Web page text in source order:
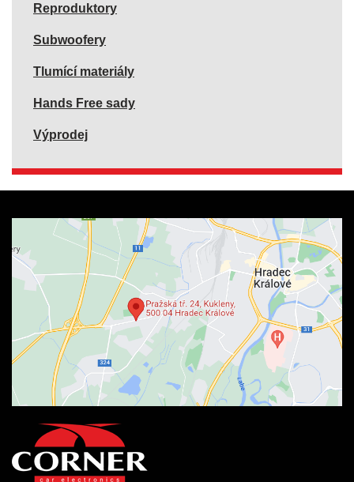
Reproduktory
Subwoofery
Tlumící materiály
Hands Free sady
Výprodej